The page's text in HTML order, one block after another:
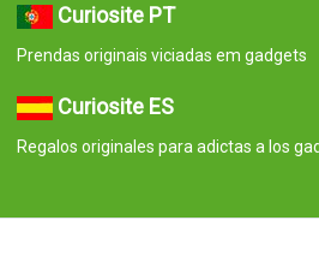
Curiosite PT
Prendas originais viciadas em gadgets
Curiosite ES
Regalos originales para adictas a los